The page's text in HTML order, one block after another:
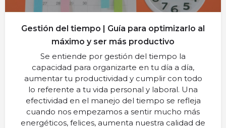
Gestión del tiempo | Guía para optimizarlo al
máximo y ser más productivo
Se entiende por gestión del tiempo la
capacidad para organizarte en tu día a día,
aumentar tu productividad y cumplir con todo
lo referente a tu vida personal y laboral. Una
efectividad en el manejo del tiempo se refleja
cuando nos empezamos a sentir mucho más
energéticos, felices, aumenta nuestra calidad de